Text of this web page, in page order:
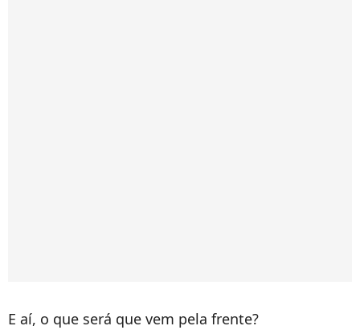
E aí, o que será que vem pela frente?